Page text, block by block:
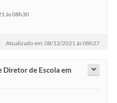
às 08h30
Atualizado em: 08/12/2021 às 08h27
Diretor de Escola em